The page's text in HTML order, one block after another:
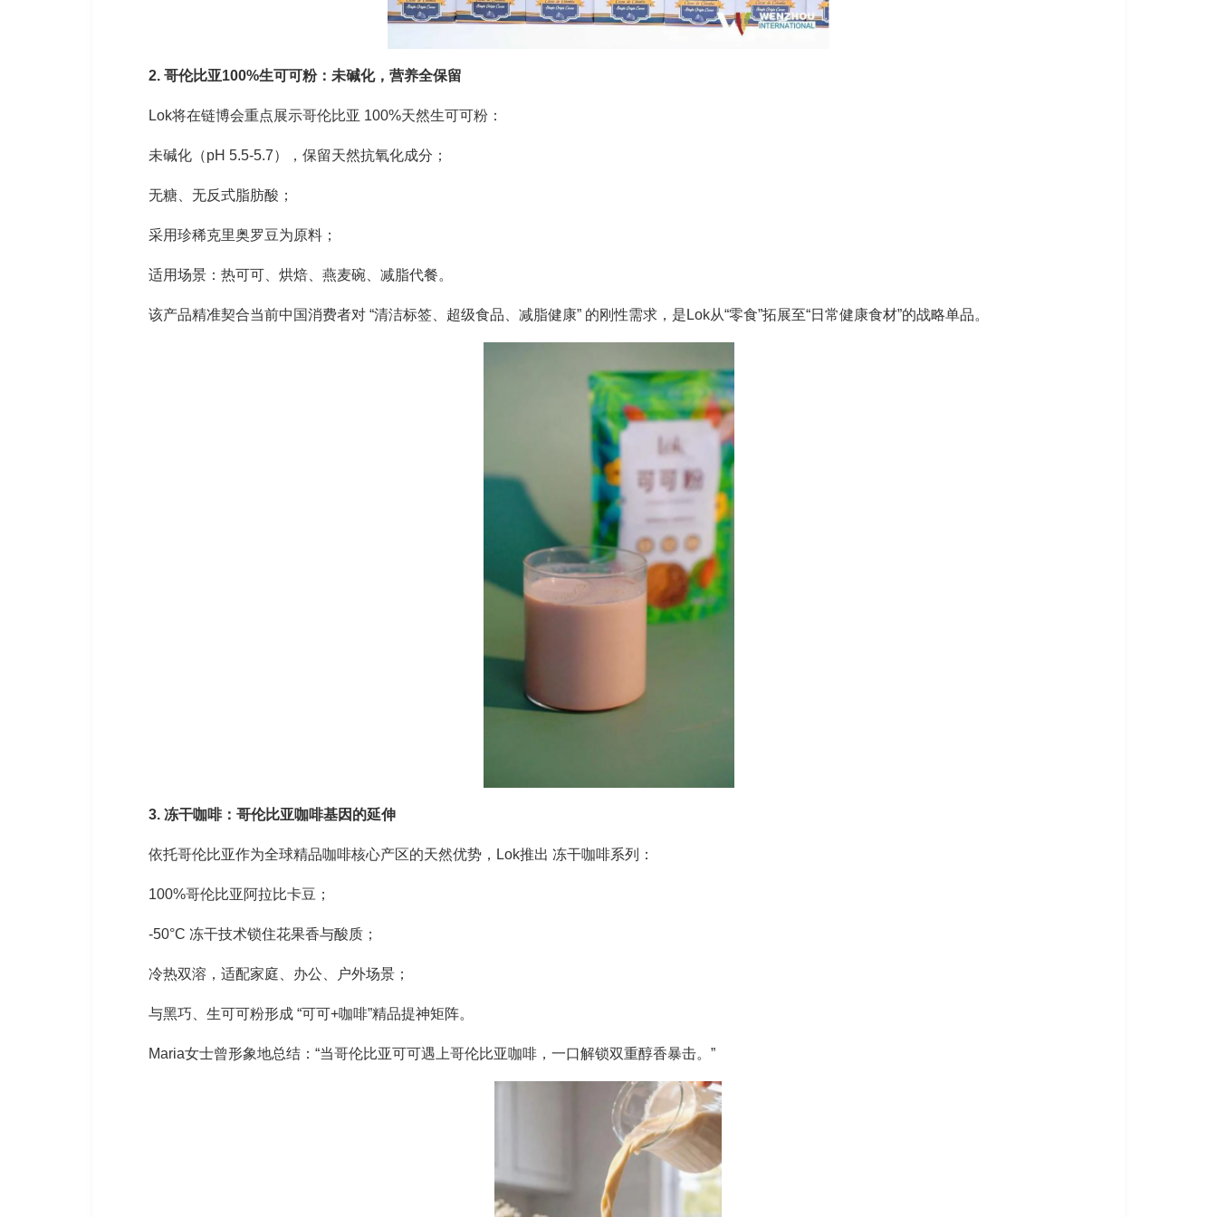
2. 哥伦比亚100%生可可粉：未碱化，营养全保留
Lok将在链博会重点展示哥伦比亚 100%天然生可可粉：
未碱化（pH 5.5-5.7），保留天然抗氧化成分；
无糖、无反式脂肪酸；
采用珍稀克里奥罗豆为原料；
适用场景：热可可、烘焙、燕麦碗、减脂代餐。
该产品精准契合当前中国消费者对 “清洁标签、超级食品、减脂健康” 的刚性需求，是Lok从“零食”拓展至“日常健康食材”的战略单品。
3. 冻干咖啡：哥伦比亚咖啡基因的延伸
依托哥伦比亚作为全球精品咖啡核心产区的天然优势，Lok推出 冻干咖啡系列：
100%哥伦比亚阿拉比卡豆；
-50°C 冻干技术锁住花果香与酸质；
冷热双溶，适配家庭、办公、户外场景；
与黑巧、生可可粉形成 “可可+咖啡”精品提神矩阵。
Maria女士曾形象地总结：“当哥伦比亚可可遇上哥伦比亚咖啡，一口解锁双重醇香暴击。”